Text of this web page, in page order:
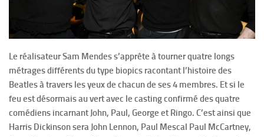
Le réalisateur Sam Mendes s’apprête à tourner quatre longs
métrages différents du type biopics racontant l’histoire des
Beatles à travers les yeux de chacun de ses 4 membres. Et si le
feu est désormais au vert avec le casting confirmé des quatre
comédiens incarnant John, Paul, George et Ringo. C’est ainsi que
Harris Dickinson sera John Lennon, Paul Mescal Paul McCartney,